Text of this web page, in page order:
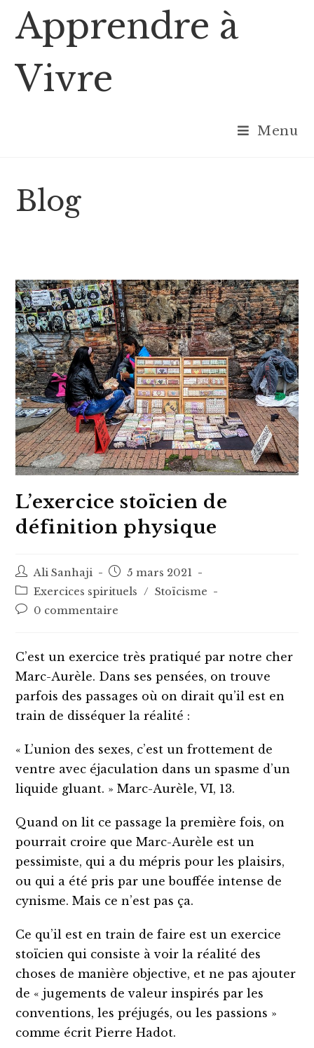
content
Apprendre à
Vivre
Menu
Blog
L’exercice stoïcien de
définition physique
Auteur/autrice
de
la
publication :
Ali Sanhaji
Post
published:
5 mars 2021
Post
category:
Exercices spirituels / Stoïcisme
Post0 commentaire
C’est un exercice très pratiqué par notre cher
Marc-Aurèle. Dans ses pensées, on trouve
parfois des passages où on dirait qu’il est en
train de disséquer la réalité :
« L’union des sexes, c’est un frottement de
ventre avec éjaculation dans un spasme d’un
liquide gluant. » Marc-Aurèle, VI, 13.
Quand on lit ce passage la première fois, on
pourrait croire que Marc-Aurèle est un
pessimiste, qui a du mépris pour les plaisirs,
ou qui a été pris par une bouffée intense de
cynisme. Mais ce n’est pas ça.
Ce qu’il est en train de faire est un exercice
stoïcien qui consiste à voir la réalité des
choses de manière objective, et ne pas ajouter
de « jugements de valeur inspirés par les
conventions, les préjugés, ou les passions »
comme écrit Pierre Hadot.